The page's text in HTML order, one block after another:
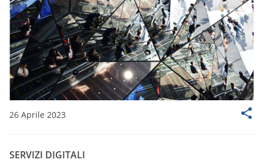
26 Aprile 2023
SERVIZI DIGITALI